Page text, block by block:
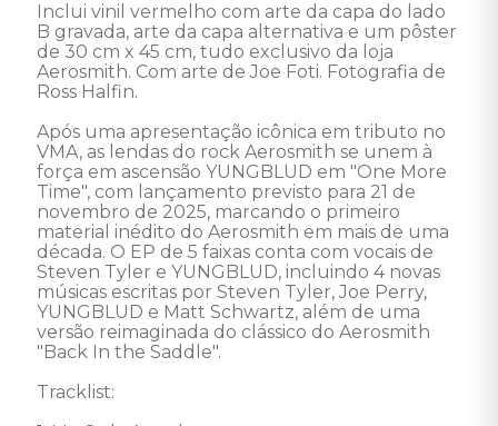
Inclui vinil vermelho com arte da capa do lado
B gravada, arte da capa alternativa e um pôster
de 30 cm x 45 cm, tudo exclusivo da loja
Aerosmith. Com arte de Joe Foti. Fotografia de
Ross Halfin.
Após uma apresentação icônica em tributo no
VMA, as lendas do rock Aerosmith se unem à
força em ascensão YUNGBLUD em "One More
Time", com lançamento previsto para 21 de
novembro de 2025, marcando o primeiro
material inédito do Aerosmith em mais de uma
década. O EP de 5 faixas conta com vocais de
Steven Tyler e YUNGBLUD, incluindo 4 novas
músicas escritas por Steven Tyler, Joe Perry,
YUNGBLUD e Matt Schwartz, além de uma
versão reimaginada do clássico do Aerosmith
"Back In the Saddle".
Tracklist: